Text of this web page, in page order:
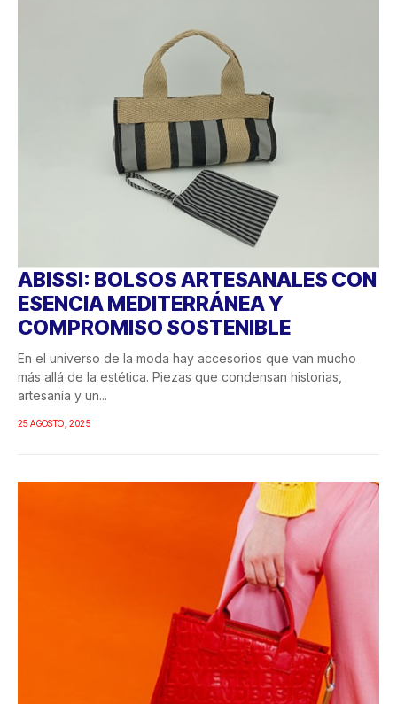
ABISSI: BOLSOS ARTESANALES CON
ESENCIA MEDITERRÁNEA Y
COMPROMISO SOSTENIBLE
En el universo de la moda hay accesorios que van mucho
más allá de la estética. Piezas que condensan historias,
artesanía y un...
25 AGOSTO, 2025